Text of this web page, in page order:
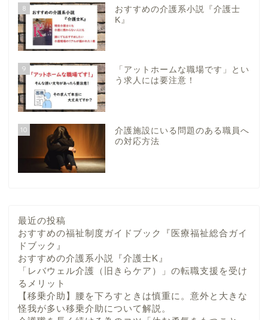
8
おすすめの介護系小説『介護士
K』
9
「アットホームな職場です」とい
う求人には要注意！
10
介護施設にいる問題のある職員へ
の対応方法
最近の投稿
おすすめの福祉制度ガイドブック『医療福祉総合ガイ
ドブック』
おすすめの介護系小説『介護士K』
「レバウェル介護（旧きらケア）」の転職支援を受け
るメリット
【移乗介助】腰を下ろすときは慎重に。意外と大きな
怪我が多い移乗介助について解説。